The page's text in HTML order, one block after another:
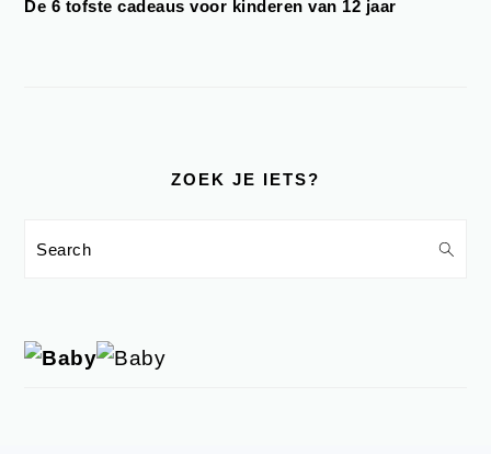
De 6 tofste cadeaus voor kinderen van 12 jaar
ZOEK JE IETS?
Search